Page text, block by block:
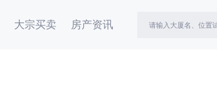
大宗买卖 房产资讯